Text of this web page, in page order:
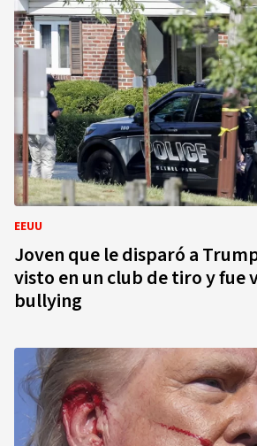
EEUU
Joven que le disparó a
visto en un club de tiro y fue
bullying